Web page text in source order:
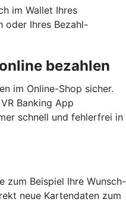
im Wallet Ihres
oder Ihres Bezahl-
bezahlen
im Online-Shop sicher.
Banking App
schnell und fehlerfrei in
zum Beispiel Ihre Wunsch-
neue Kartendaten zum